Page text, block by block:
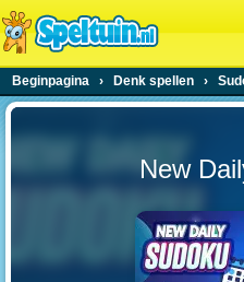
Beginpagina › Denk spellen ›
New